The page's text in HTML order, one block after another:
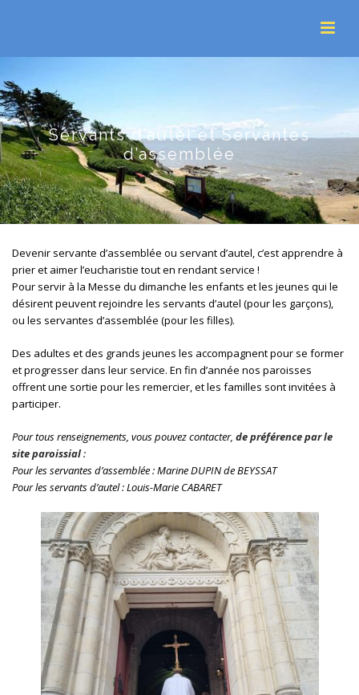
Servants d’autel et Servantes
d’assemblée
Devenir servante d’assemblée ou servant d’autel, c’est apprendre à
prier et aimer l’eucharistie tout en rendant service !
Pour servir à la Messe du dimanche les enfants et les jeunes qui le
désirent peuvent rejoindre les servants d’autel (pour les garçons),
ou les servantes d’assemblée (pour les filles).
Des adultes et des grands jeunes les accompagnent pour se former
et progresser dans leur service. En fin d’année nos paroisses
offrent une sortie pour les remercier, et les familles sont invitées à
participer.
Pour tous renseignements, vous pouvez contacter, de préférence par le
site paroissial:
Pour les servantes d’assemblée : Marine DUPIN de BEYSSAT
Pour les servants d’autel : Louis-Marie CABARET